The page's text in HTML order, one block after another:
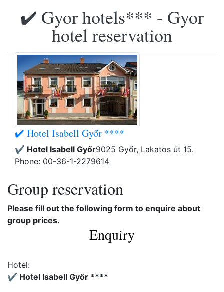
✔️ Gyor hotels*** - Gyor
hotel reservation
✔️ Hotel Isabell Győr ****
✔️ Hotel Isabell Győr9025 Győr, Lakatos út 15.
Phone: 00-36-1-2279614
Group reservation
Please fill out the following form to enquire about
group prices.
Enquiry
Hotel:
✔️ Hotel Isabell Győr ****